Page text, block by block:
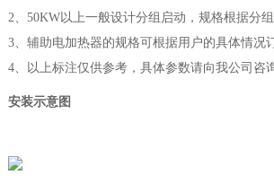
2、50KW以上一般设计分组启动，规格根据分组
3、辅助电加热器的规格可根据用户的具体情况
4、以上标注仅供参考，具体参数请向我公司咨
安装示意图